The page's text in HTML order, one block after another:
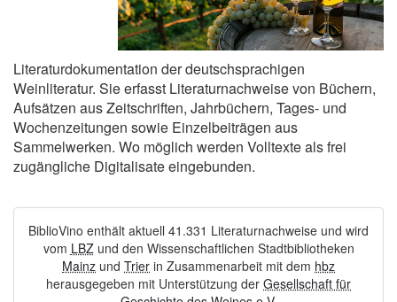
Literaturdokumentation der deutschsprachigen
Weinliteratur. Sie erfasst Literaturnachweise von Büchern,
Aufsätzen aus Zeitschriften, Jahrbüchern, Tages- und
Wochenzeitungen sowie Einzelbeiträgen aus
Sammelwerken. Wo möglich werden Volltexte als frei
zugängliche Digitalisate eingebunden.
BiblioVino enthält aktuell 41.331 Literaturnachweise und wird
vom LBZund den Wissenschaftlichen Stadtbibliotheken
Mainz und Trier in Zusammenarbeit mit dem hbz
herausgegeben mit Unterstützung der Gesellschaft für